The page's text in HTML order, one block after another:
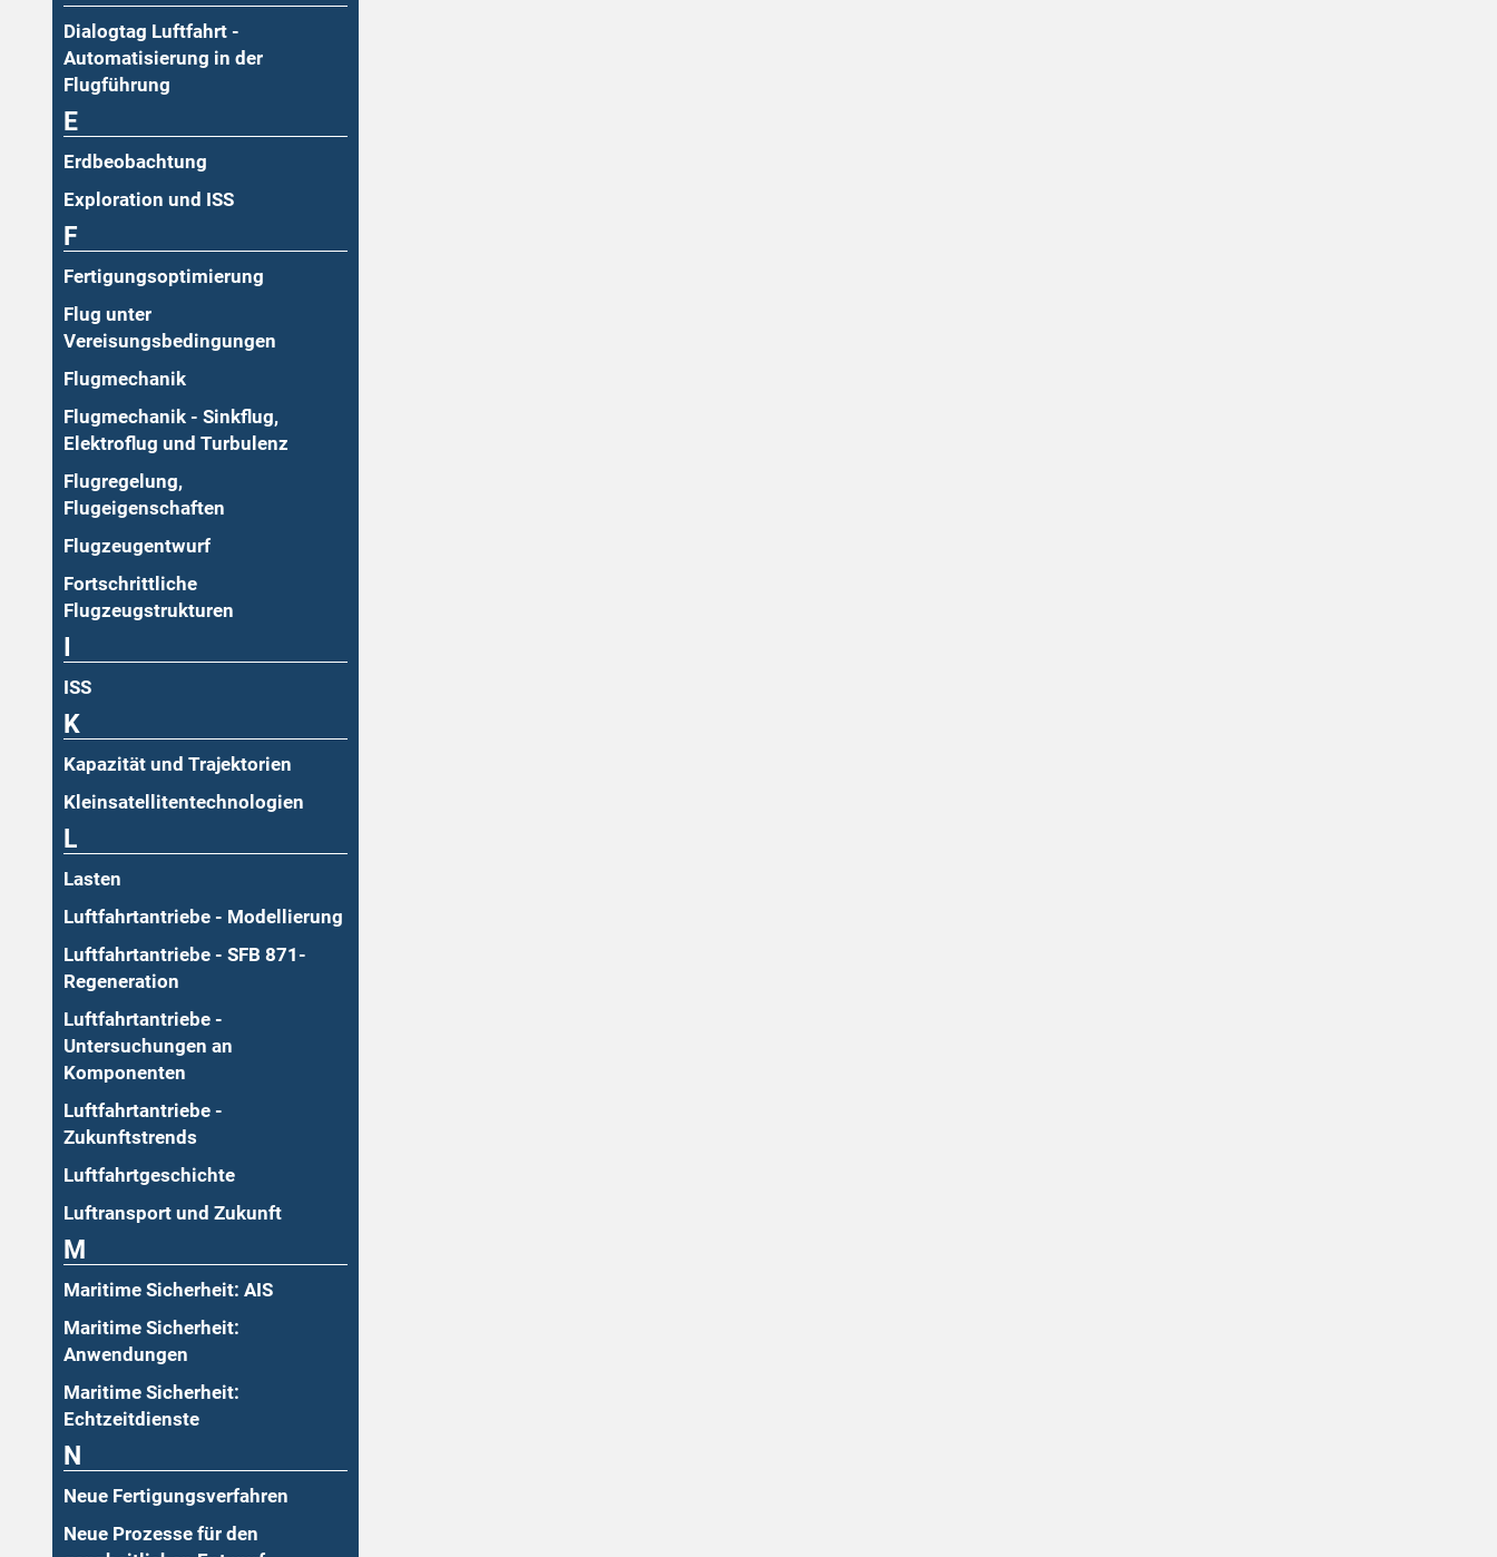
Dialogtag Luftfahrt -
Automatisierung in der
Flugführung
E
Erdbeobachtung
Exploration und ISS
F
Fertigungsoptimierung
Flug unter
Vereisungsbedingungen
Flugmechanik
Flugmechanik - Sinkflug,
Elektroflug und Turbulenz
Flugregelung,
Flugeigenschaften
Flugzeugentwurf
Fortschrittliche
Flugzeugstrukturen
ISS
K
Kapazität und Trajektorien
Kleinsatellitentechnologien
L
Lasten
Luftfahrtantriebe - Modellierung
Luftfahrtantriebe - SFB 871-
Regeneration
Luftfahrtantriebe -
Untersuchungen an
Komponenten
Luftfahrtantriebe -
Zukunftstrends
Luftfahrtgeschichte
Luftransport und Zukunft
M
Maritime Sicherheit: AIS
Maritime Sicherheit:
Anwendungen
Maritime Sicherheit:
Echtzeitdienste
N
Neue Fertigungsverfahren
Neue Prozesse für den